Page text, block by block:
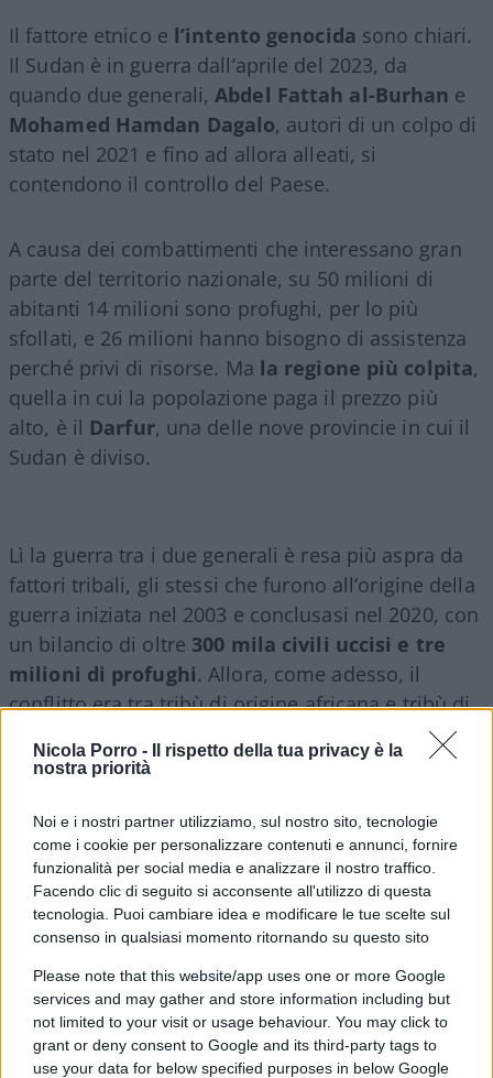
Nicola Porro -
Il rispetto della tua privacy è la
nostra priorità
Noi e i nostri partner utilizziamo, sul nostro sito, tecnologie
come i cookie per personalizzare contenuti e annunci, fornire
funzionalità per social media e analizzare il nostro traffico.
Facendo clic di seguito si acconsente all'utilizzo di questa
tecnologia. Puoi cambiare idea e modificare le tue scelte sul
consenso in qualsiasi momento ritornando su questo sito
Please note that this website/app uses one or more Google
services and may gather and store information including but
not limited to your visit or usage behaviour. You may click to
grant or deny consent to Google and its third-party tags to
use your data for below specified purposes in below Google
Il fattore etnico e l’intento genocida sono chiari.
Il Sudan è in guerra dall’aprile del 2023, da
quando due generali,Abdel Fattah al-Burhan e
Mohamed Hamdan Dagalo, autori di un colpo di
stato nel 2021 e fino ad allora alleati, si
contendono il controllo del Paese.
A causa dei combattimenti che interessano gran
parte del territorio nazionale, su 50 milioni di
abitanti 14 milioni sono profughi, per lo più
sfollati, e 26 milioni hanno bisogno di assistenza
perché privi di risorse. Ma la regione più colpita,
quella in cui la popolazione paga il prezzo più
alto, è il Darfur, una delle nove provincie in cui il
Sudan è diviso.
Lì la guerra tra i due generali è resa più aspra da
fattori tribali, gli stessi che furono all’origine della
guerra iniziata nel 2003 e conclusasi nel 2020, con
un bilancio di oltre 300 mila civili uccisi e tre
milioni di profughi. Allora, come adesso, il
conflitto era tra tribù di origine africana e tribù di
origine araba e fu uno scontro impari perché il
governo sudanese armò, finanziò e fornì supporto
combattenti, ijanjaweed(diavoli a cavallo) noti e
temuti per la ferocia con cui furono autorizzati a
infierire sulle popolazioni non arabe.
L’allora presidente,Omar al-Bashir, per aver
istigato tanta violenza fu denunciato alla Corte
penale internazionale, accusato di genocidio,
crimini di guerra e crimini contro l’umanità.
Terminato il conflitto, ma non l’ostilità, tra le tribù